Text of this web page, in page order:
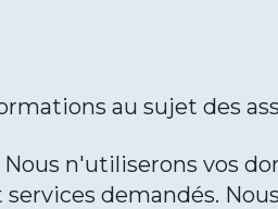
au sujet des
n'utiliserons vos
demandés.